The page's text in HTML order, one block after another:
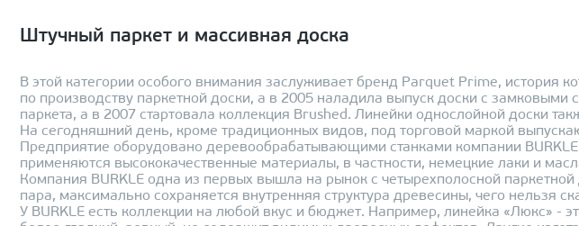
Штучный паркет и массивная доска
В этой категории особого внимания заслуживает бренд Parquet Prime, история
по производству паркетной доски, а в 2005 наладила выпуск доски с
паркета, а в 2007 стартовала коллекция Brushed. Линейки однослойной доски
На сегодняшний день, кроме традиционных видов, под торговой маркой
Предприятие оборудовано деревообрабатывающими станками компании
применяются высококачественные материалы, в частности, немецкие лаки и
Компания BURKLE одна из первых вышла на рынок с четырехполосной
пара, максимально сохраняется внутренняя структура древесины, чего нельзя
У BURKLE есть коллекции на любой вкус и бюджет. Например, линейка «Люкс» -